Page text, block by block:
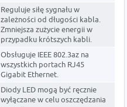
Reguluje siłę sygnału w
zależności od długości kabla.
Zmniejsza zużycie energii w
przypadku krótszych kabli.
Obsługuje IEEE 802.3az na
wszystkich portach RJ45
Gigabit Ethernet.
Diody LED mogą być ręcznie
wyłączane w celu oszczędzania